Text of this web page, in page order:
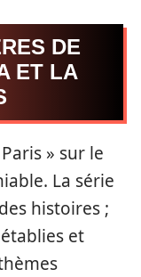
DE
ET LA
» sur le
La série
histoires ;
et